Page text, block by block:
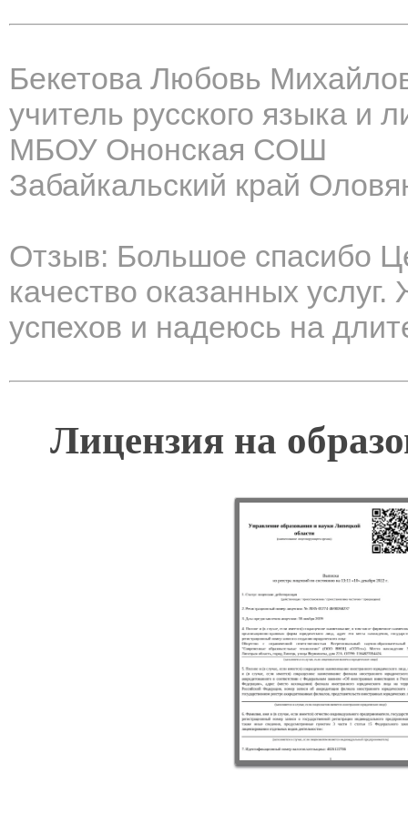
Бекетова Любовь
учитель русского языка и
МБОУ Ононская СОШ
Забайкальский край
Отзыв: Большое спасибо
качество оказанных
успехов и надеюсь на
Лицензия на